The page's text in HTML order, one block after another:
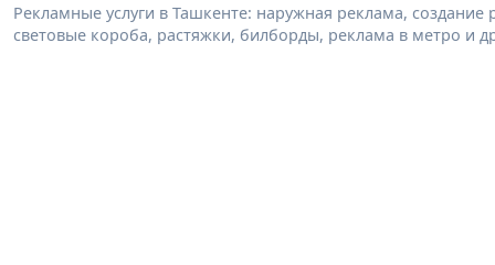
Рекламные услуги в Ташкенте: наружная реклама,
световые короба, растяжки, билборды, реклама в метро и